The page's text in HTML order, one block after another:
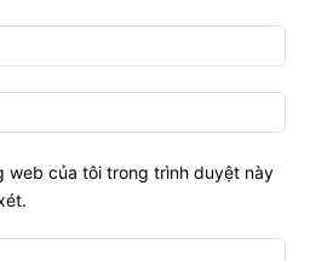
web của tôi trong trình duyệt này